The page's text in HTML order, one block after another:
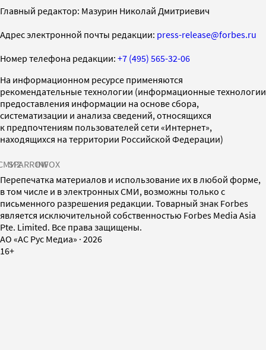
Главный редактор: Мазурин Николай Дмитриевич
Адрес электронной почты редакции: press-release@forbes.ru
Номер телефона редакции: +7 (495) 565-32-06
На информационном ресурсе применяются
рекомендательные технологии (информационные технологии
предоставления информации на основе сбора,
систематизации и анализа сведений, относящихся
к предпочтениям пользователей сети «Интернет»,
находящихся на территории Российской Федерации)
SPARROWINFOX
Перепечатка материалов и использование их в любой форме,
в том числе и в электронных СМИ, возможны только с
письменного разрешения редакции. Товарный знак Forbes
является исключительной собственностью Forbes Media Asia
Pte. Limited. Все права защищены.
AO «АС Рус Медиа» · 2026
16+